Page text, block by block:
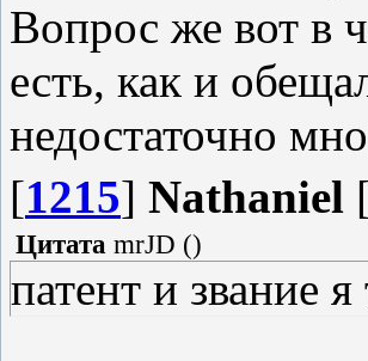
Вопрос же вот в
есть, как и
недостаточно
[1215] Nathaniel
Цитата mrJD ()
патент и звание